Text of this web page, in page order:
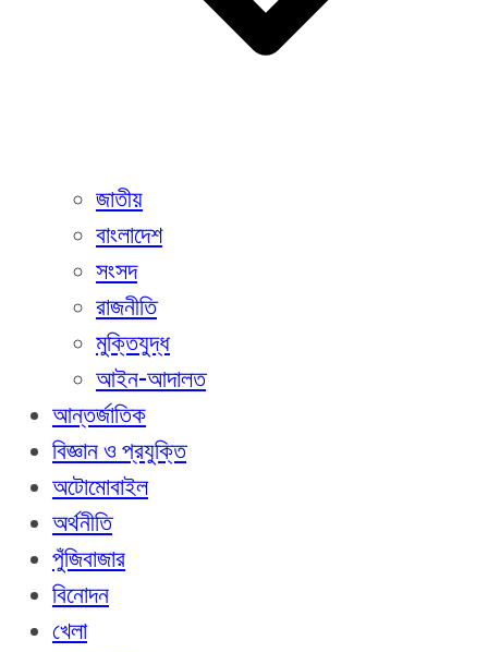
জাতীয়
বাংলাদেশ
সংসদ
রাজনীতি
মুক্তিযুদ্ধ
আইন-আদালত
আন্তর্জাতিক
বিজ্ঞান ও প্রযুক্তি
অটোমোবাইল
অর্থনীতি
পুঁজিবাজার
বিনোদন
খেলা